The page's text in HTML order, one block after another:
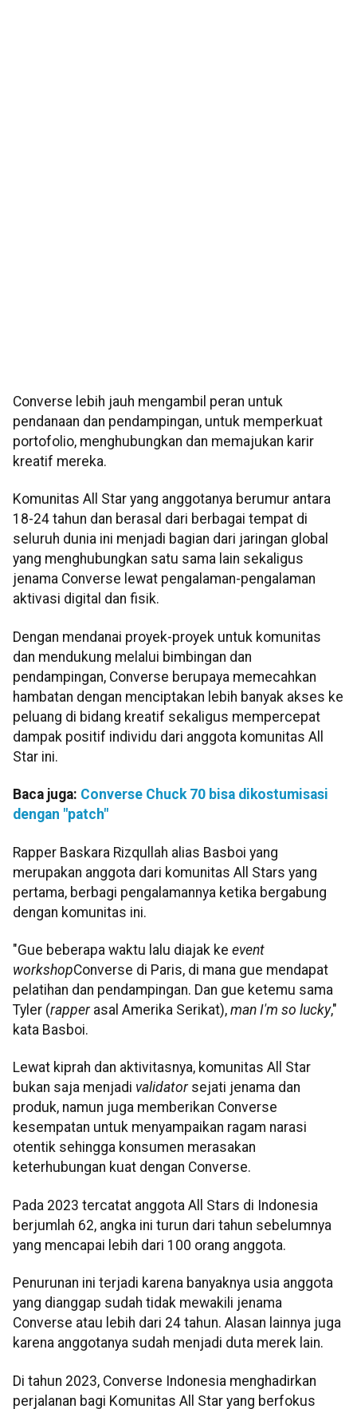
Converse lebih jauh mengambil peran untuk
pendanaan dan pendampingan, untuk memperkuat
portofolio, menghubungkan dan memajukan karir
kreatif mereka.
Komunitas All Star yang anggotanya berumur antara
18-24 tahun dan berasal dari berbagai tempat di
seluruh dunia ini menjadi bagian dari jaringan global
yang menghubungkan satu sama lain sekaligus
jenama Converse lewat pengalaman-pengalaman
aktivasi digital dan fisik.
Dengan mendanai proyek-proyek untuk komunitas
dan mendukung melalui bimbingan dan
pendampingan, Converse berupaya memecahkan
hambatan dengan menciptakan lebih banyak akses ke
peluang di bidang kreatif sekaligus mempercepat
dampak positif individu dari anggota komunitas All
Star ini.
Baca juga: Converse Chuck 70 bisa dikostumisasi
dengan "patch"
Rapper Baskara Rizqullah alias Basboi yang
merupakan anggota dari komunitas All Stars yang
pertama, berbagi pengalamannya ketika bergabung
dengan komunitas ini.
"Gue beberapa waktu lalu diajak ke event
workshopConverse di Paris, di mana gue mendapat
pelatihan dan pendampingan. Dan gue ketemu sama
Tyler (rapper asal Amerika Serikat), man I'm so lucky,"
kata Basboi.
Lewat kiprah dan aktivitasnya, komunitas All Star
bukan saja menjadi validator sejati jenama dan
produk, namun juga memberikan Converse
kesempatan untuk menyampaikan ragam narasi
otentik sehingga konsumen merasakan
keterhubungan kuat dengan Converse.
Pada 2023 tercatat anggota All Stars di Indonesia
berjumlah 62, angka ini turun dari tahun sebelumnya
yang mencapai lebih dari 100 orang anggota.
Penurunan ini terjadi karena banyaknya usia anggota
yang dianggap sudah tidak mewakili jenama
Converse atau lebih dari 24 tahun. Alasan lainnya juga
karena anggotanya sudah menjadi duta merek lain.
Di tahun 2023, Converse Indonesia menghadirkan
perjalanan bagi Komunitas All Star yang berfokus